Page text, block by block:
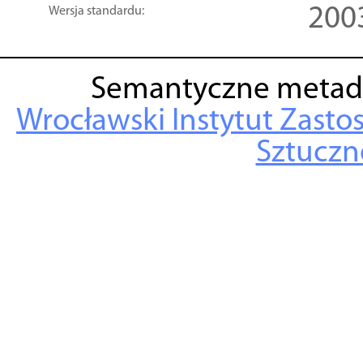
Wersja standardu:
Semantyczne
Wrocławski Instytut